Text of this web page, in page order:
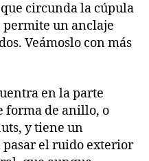
circunda la cúpula
permite un anclaje
Veámoslo con más
en la parte
forma de anillo, o
y tiene un
pasar el ruido exterior